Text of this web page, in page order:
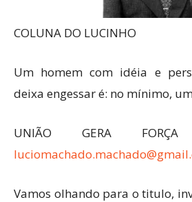
COLUNA DO LUCINHO
Um homem com idéia e
deixa engessar é: no mínimo,
UNIÃO GERA
Vamos olhando para o titulo,